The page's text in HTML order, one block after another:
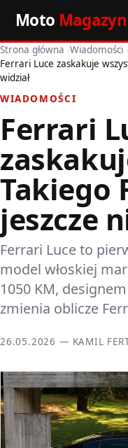
Moto Magazyn
Start
Wiadomości
Premiery
Porady
Pozostałe artykuły
Strona główna ›Wiadomości ›
Ferrari Luce zaskakuje
widział
WIADOMOŚCI
Ferrari
Takiego
jeszcze
Ferrari Luce to
model włoskiej
1050 KM,
zmienia oblicze
26.05.2026 — KAMIL